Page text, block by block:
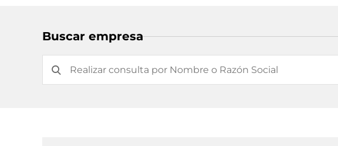
Buscar empresa